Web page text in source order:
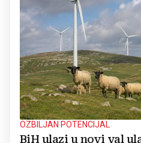
OZBILJAN POTENCIJAL
BiH ulazi u novi val